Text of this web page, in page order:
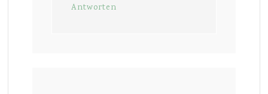
Antworten